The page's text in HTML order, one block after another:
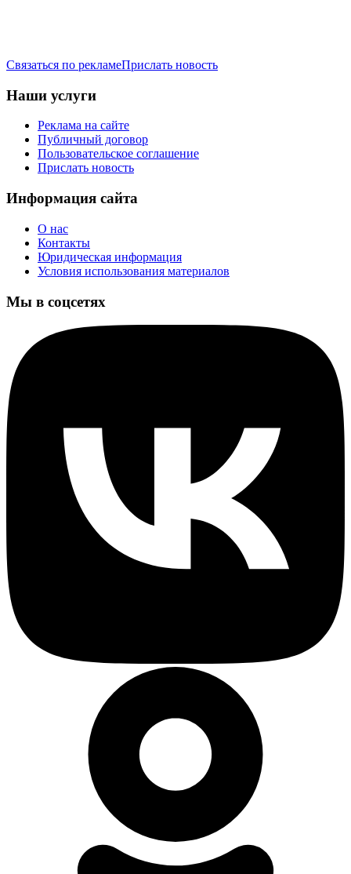
Связаться по рекламеПрислать новость
Наши услуги
Реклама на сайте
Публичный договор
Пользовательское соглашение
Прислать новость
Информация сайта
О нас
Контакты
Юридическая информация
Условия использования материалов
Мы в соцсетях